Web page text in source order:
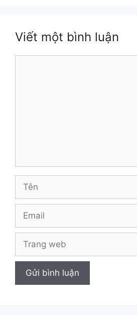
Viết một bình luận
web